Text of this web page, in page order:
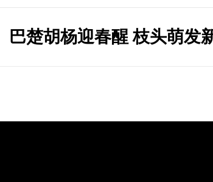
巴楚胡杨迎春醒 枝头萌发